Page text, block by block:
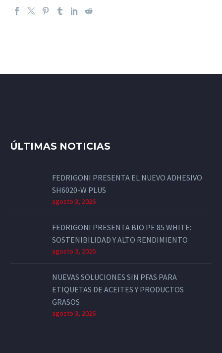
ÚLTIMAS NOTICIAS
FEDRIGONI PRESENTA EL NUEVO ADHESIVO
SH6020-W PLUS
agosto 3, 2026
FEDRIGONI PRESENTA BIO PE 85 WHITE:
SOSTENIBILIDAD Y ALTO RENDIMIENTO
agosto 3, 2026
NUEVAS SOLUCIONES SIN PFAS PARA
ETIQUETAS DE ACEITES Y PRODUCTOS
GRASOS
agosto 3, 2026